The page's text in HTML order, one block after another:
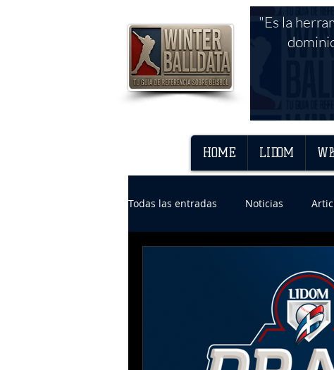
HOME LIDOM
"Es la
Todas las entradas Noticias